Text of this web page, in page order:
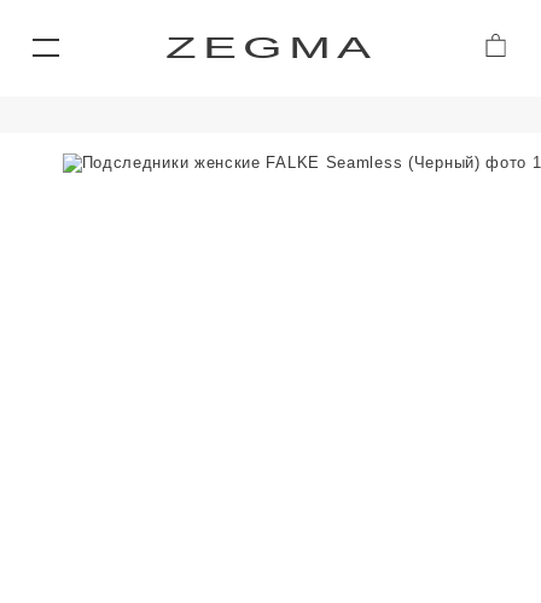
ZEGMA